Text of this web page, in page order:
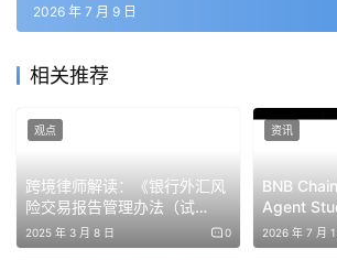
该公司的监管风险。
FS Vector的负责人Evey Guo认为，该
管机构下管理发行、托管、转移和赎回
战略商业利益依赖于索尼自身的产品。
道，公司打算将美元代币用于财务运营
2026 年 7 月 9 日
相关推荐
跨境律师解读：《银行外汇风
险交易报告管理办法（试
行）》对虚拟货币交易者可能
产生的影响
2025 年 3 月 8 日 0
观点
BNB
Agent
基础设施
2026 年 7 月
资讯